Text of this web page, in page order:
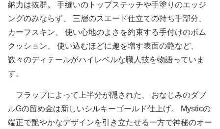
納力は抜群。 手縫いのトップステッチや手塗りのエッジ
ングのみならず、 三層のスエード仕立ての持ち手部分、
カーフスキン、 使い心地のよさを約束する手付けのボム
クッション、 使い込むほどに趣を増す表面の艶など、
数々のディテールがハイレベルな職人技を物語っていま
す。
フラップによって上半分が隠された、 おなじみのダブ
ルGの留め金は新しいシルキーゴールド仕上げ。 Mysticの
端正で艶やかなデザインを引き立たせる一方で神秘のオー